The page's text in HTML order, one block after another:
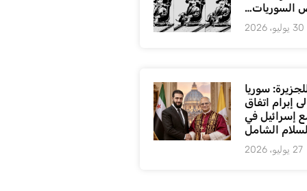
السوريات…
30 يوليو، 2026
سوريا
إبرام اتفاق
إسرائيل في
الشامل
27 يوليو، 2026